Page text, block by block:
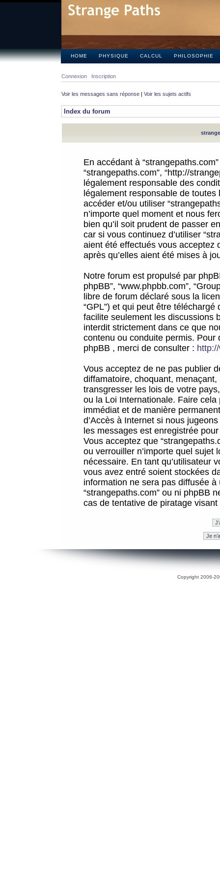
HOME PHYSIQUE CALCUL PHILOSOPHIE
Connexion Inscription
Voir les messages sans réponse | Voir les sujets actifs
Index du forum
En accédant à
“strangepaths.com”, “http://
légalement responsable des
légalement responsable de
accéder et/ou utiliser
n’importe quel moment et nous
bien qu’il soit prudent de passer
car si vous continuez d’utiliser
aient été effectués vous acceptez
après qu’elles aient été mises à
Notre forum est propulsé par
phpBB”, “www.phpbb.com”,
libre de forum déclaré sous la
“GPL”) et qui peut être téléchargé
facilite seulement les discussions
interdit strictement dans ce que
contenu ou conduite permis.
phpBB , merci de consulter :
Vous acceptez de ne pas publier
diffamatoire, choquant,
transgresser les lois de votre
ou la Loi Internationale. Faire
immédiat et de manière
d’Accès à Internet si nous
les messages est enregistrée
Vous acceptez que
ou verrouiller n’importe quel sujet
nécessaire. En tant qu’utilisateur
vous avez entré soient stockées
information ne sera pas diffusée
“strangepaths.com” ou ni phpBB
cas de tentative de piratage
Copyright 2006-